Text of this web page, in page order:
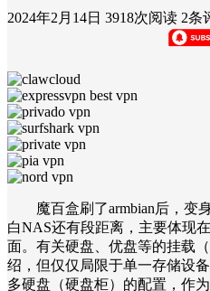
2024年2月14日 3918次阅读 2条
魔百盒刷了armbian后，变
白NAS还有段距离，主要体现
面。有关硬盘、优盘等的挂载
绍，但仅仅局限于单一存储设
多硬盘（硬盘柜）的配置，作